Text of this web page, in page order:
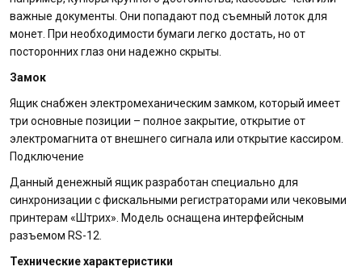
важные документы. Они попадают под съемный лоток для
монет. При необходимости бумаги легко достать, но от
посторонних глаз они надежно скрыты.
Замок
Ящик снабжен электромеханическим замком, который имеет
три основные позиции – полное закрытие, открытие от
электромагнита от внешнего сигнала или открытие кассиром.
Подключение
Данный денежный ящик разработан специально для
синхронизации с фискальными регистраторами или чековыми
принтерам «Штрих». Модель оснащена интерфейсным
разъемом RS-12.
Технические характеристики